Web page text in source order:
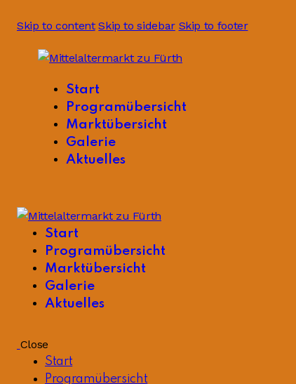
Skip to content Skip to sidebar Skip to footer
Start
Programübersicht
Marktübersicht
Galerie
Aktuelles
Start
Programübersicht
Marktübersicht
Galerie
Aktuelles
Close
Start
Programübersicht